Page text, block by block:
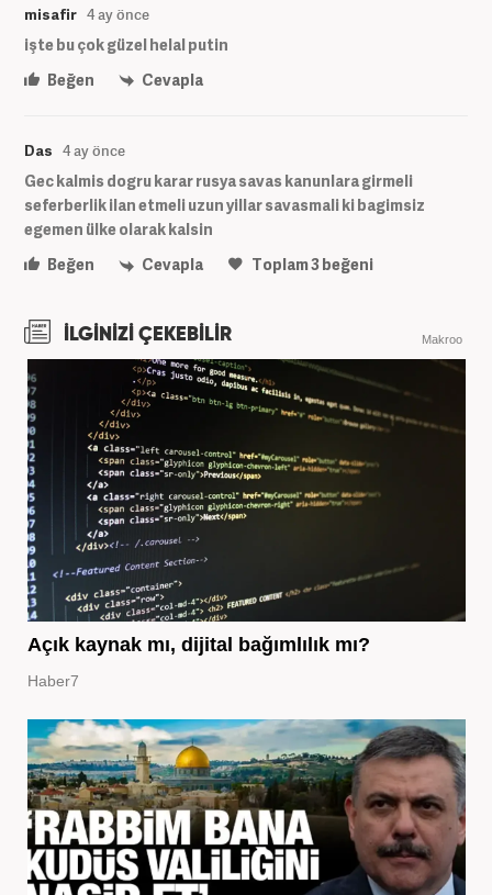
misafir 4 ay önce
işte bu çok güzel helal putin
Beğen
Cevapla
Das 4 ay önce
Gec kalmis dogru karar rusya savas kanunlara girmeli
seferberlik ilan etmeli uzun yillar savasmali ki bagimsiz
egemen ülke olarak kalsin
Beğen
Cevapla Toplam3beğeni
İLGİNİZİ ÇEKEBİLİR Makroo
Açık kaynak mı, dijital bağımlılık mı?
Haber7